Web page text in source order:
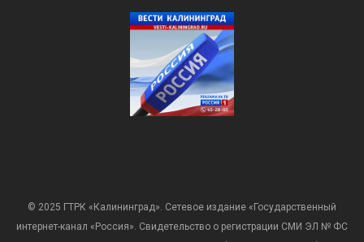
© 2025 ГТРК «Калининград». Сетевое издание «Государственный
интернет-канал «Россия». Свидетельство о регистрации СМИ ЭЛ № ФС